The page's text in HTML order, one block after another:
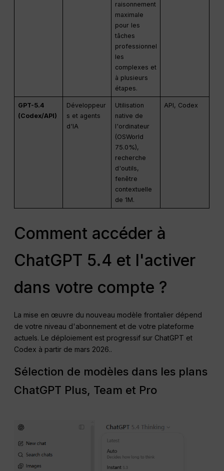
raisonnement
maximale
pour les
tâches
professionnel
les
complexes et
à plusieurs
étapes.
GPT-5.4
(Codex/API)
Développeur
s et agents
d'IA
Utilisation
native de
l'ordinateur
(OSWorld
75.0%),
recherche
d'outils,
fenêtre
contextuelle
de 1M.
API, Codex
Comment accéder à
ChatGPT 5.4 et l'activer
dans votre compte ?
La mise en œuvre du nouveau modèle frontalier dépend
de votre niveau d'abonnement et de votre plateforme
actuels. Le déploiement est progressif sur ChatGPT et
Codex à partir de mars 2026..
Sélection de modèles dans les plans
ChatGPT Plus, Team et Pro